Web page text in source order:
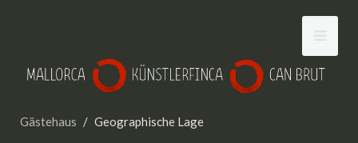
Gästehaus Geographische Lage